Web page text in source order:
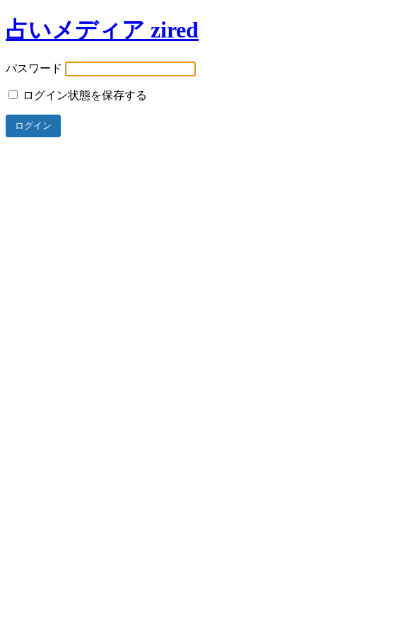
占いメディア zired
パスワード
ログイン状態を保存する